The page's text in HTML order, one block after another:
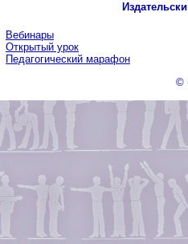
Вебинары
Открытый урок
Педагогический марафон
©